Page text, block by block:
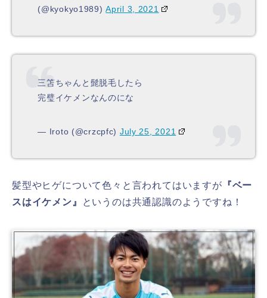
(@kyokyo1989)April 3, 2021
三笘ちゃんと髭脱毛したら
完璧イケメンなんのにな
— Iroto (@crzcpfc) July 25, 2021
髪型やヒゲについて色々と言われてはいますが 『ベー
スはイケメン』
というのは共通認識のようですね！